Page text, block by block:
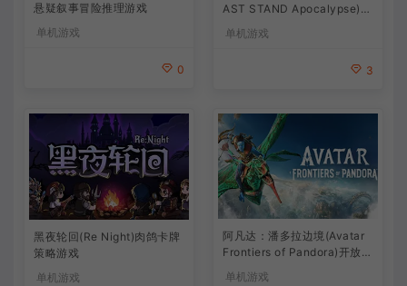
悬疑叙事冒险推理游戏
单机游戏
0
AST STAND Apocalypse)卡
单机游戏
3
黑夜轮回(Re Night)肉鸽卡牌
策略游戏
单机游戏
阿凡达：潘多拉边境(Avatar
Frontiers of Pandora)开放世
界冒险游戏
单机游戏